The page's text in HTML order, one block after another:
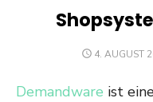
POSTED
4. AUGUST
Demandware ist